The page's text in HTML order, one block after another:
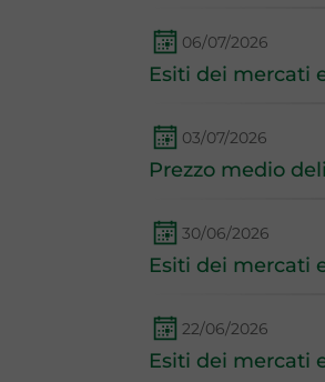
06/07/2026
Esiti dei mercati
03/07/2026
Prezzo medio
30/06/2026
Esiti dei mercati
22/06/2026
Esiti dei mercati